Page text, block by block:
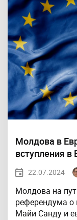
Молдова в
вступления в
22.07.2024
Молдова на
референдума о
Майи Санду и